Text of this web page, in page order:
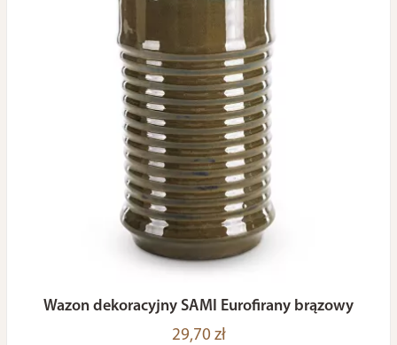
Wazon dekoracyjny SAMI Eurofirany brązowy
29,70 zł